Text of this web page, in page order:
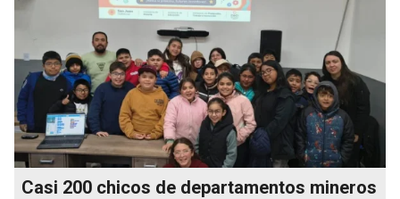
Casi 200 chicos de departamentos mineros